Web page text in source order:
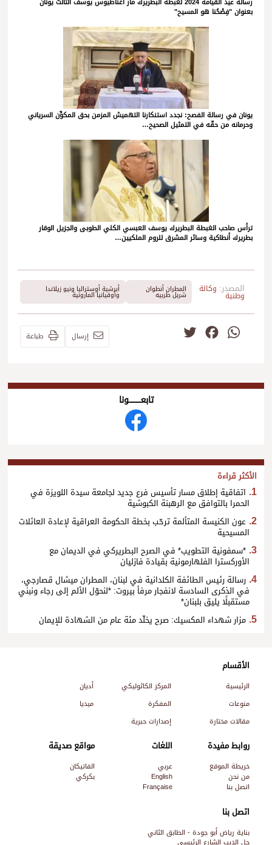
بعنوان "فِصْحُنا هو المسيح"
يونان في رسالة الفصح: نجدد استنكارنا التهميش المزمن بحق المكوِّن السرياني
وحرمانه من حقّه في التمثيل الصحيح…
ترأس صاحب الغبطة البطريرك يوسف العبسي الكلي الطوبى والجزيل الوقار
بطريرك أنطاكية وسائر المشرق للروم الملكيين…
المصدر: وكالة
وطنية
المطران أنطوان
شربل طربيه
أبرشية أوستراليا ونيو زيلاندا
وأوقيانيا المارونية
WhatsApp
Facebook إرسال طباعة
تابعــــــــــونا
الأكثر قراءة
اتفاقية إطلاق مسار تأسيس فرع جديد لجامعة سيدة اللويزة في
الحمرا بالتوافق مع الرهبنة الكبوشية
عون الكنيسة المتألمة ترحّب بخطة الحكومة العراقية لإعادة العائلات
المسيحية
*سمفونية التطويب* في الصرح البطريركي في الديمان مع
الأوركسترا الفلهارمونية بقيادة فازليان
رسالة رئيس الطائفة الكلدانية في لبنان، المطران ميشال قصارجي،
في الذكرى السادسة لانفجار مرفأ بيروت: *لنحوّل الألم إلى رجاء ونبني
مستقبلًا يليق بلبنان*
مزار شهداء المكسيك: صرح يخلّد مئة عام من الشهادة للإيمان
اتصل بنا
بناية رياض أبو جودة - الطابق الثاني
جل الديب الشارع الرئيسي
الأقسام
الرئيسية المركز الكاثوليكي
أديان
منوعات
المفكرة
ميديا
مقالات مختارة
إصدارات حبرية
روابط مفيدة
خريطة الموقع
من نحن
اتصل بنا
اللغات
عربي
English
Française
مواقع صديقة
الفاتيكان
بكركي